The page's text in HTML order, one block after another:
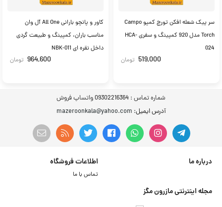
سر پیک شعله افکن تورچ کمپو Campo
Torch مدل 920 کمپینگ و سفری HCA-
024
519,000 تومان
کاور و پانچو بارانی All One آل وان
مناسب باران، کمپینگ و طبیعت گردی
داخل نقره ای NBK-011
964,600 تومان
شماره تماس : 09302216364 واتساپ فروش
آدرس ایمیل: mazeroonkala@yahoo.com
درباره ما اطلاعات فروشگاه
تماس با ما
مجله اینترنتی مازرون مگز